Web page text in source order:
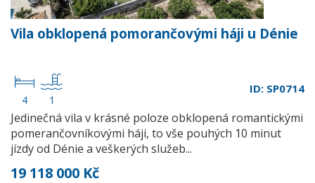
Vila obklopená pomorančovými háji u Dénie
4 1
ID: SP0714
Jedinečná vila v krásné poloze obklopená romantickými
pomerančovníkovými háji, to vše pouhých 10 minut
jízdy od Dénie a veškerých služeb...
19 118 000 Kč